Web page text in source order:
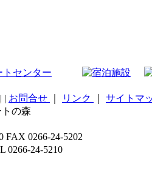
| | お問合せ リンク サイトマ
の森
0266-24-5202